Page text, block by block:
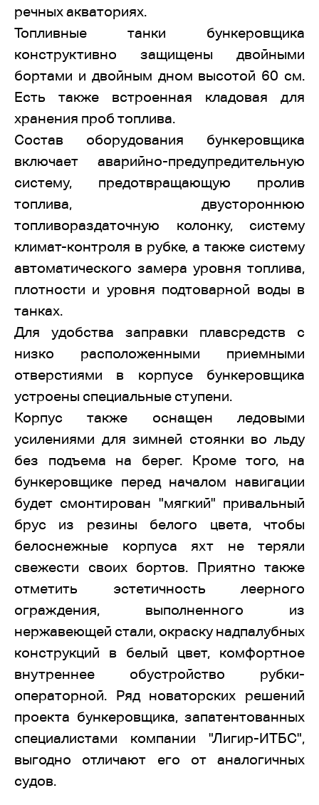
речных акваториях.
Топливные танки бункеровщика
конструктивно защищены двойными
бортами и двойным дном высотой 60 см.
Есть также встроенная кладовая для
хранения проб топлива.
Состав оборудования бункеровщика
включает аварийно-предупредительную
систему, предотвращающую пролив
топлива, двустороннюю
топливораздаточную колонку, систему
климат-контроля в рубке, а также систему
автоматического замера уровня топлива,
плотности и уровня подтоварной воды в
танках.
Для удобства заправки плавсредств с
низко расположенными приемными
отверстиями в корпусе бункеровщика
устроены специальные ступени.
Корпус также оснащен ледовыми
усилениями для зимней стоянки во льду
без подъема на берег. Кроме того, на
бункеровщике перед началом навигации
будет смонтирован "мягкий" привальный
брус из резины белого цвета, чтобы
белоснежные корпуса яхт не теряли
свежести своих бортов. Приятно также
отметить эстетичность леерного
ограждения, выполненного из
нержавеющей стали, окраску надпалубных
конструкций в белый цвет, комфортное
внутреннее обустройство рубки-
операторной. Ряд новаторских решений
проекта бункеровщика, запатентованных
специалистами компании "Лигир-ИТБС",
выгодно отличают его от аналогичных
судов.